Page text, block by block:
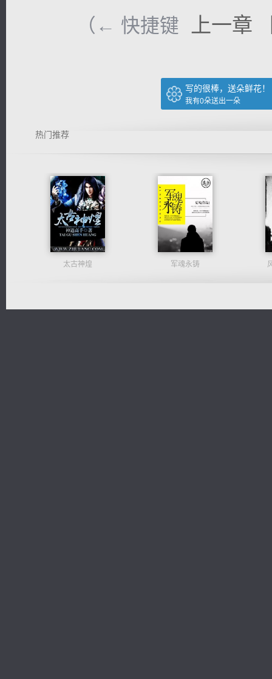
（← 快捷键 上一章
写的很棒，送朵鲜花！
我有0朵送出一朵
热门推荐
太古神煌 军魂永铸